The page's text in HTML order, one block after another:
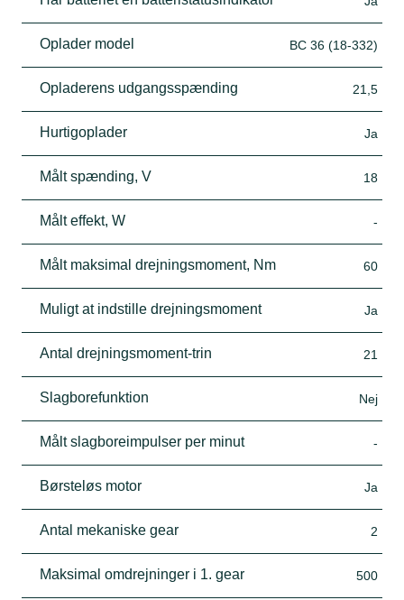
Oplader model BC 36 (18-332)
Opladerens udgangsspænding 21,5
Hurtigoplader Ja
Målt spænding, V 18
Målt effekt, W -
Målt maksimal drejningsmoment, Nm 60
Muligt at indstille drejningsmoment Ja
Antal drejningsmoment-trin 21
Slagborefunktion Nej
Målt slagboreimpulser per minut -
Børsteløs motor Ja
Antal mekaniske gear 2
Maksimal omdrejninger i 1. gear 500